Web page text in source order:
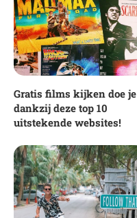
Gratis films kijken doe je
dankzij deze top 10
uitstekende websites!